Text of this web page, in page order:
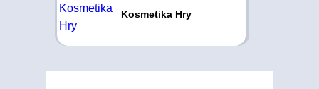
Kosmetika Hry